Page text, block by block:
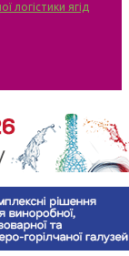
логістики ягід